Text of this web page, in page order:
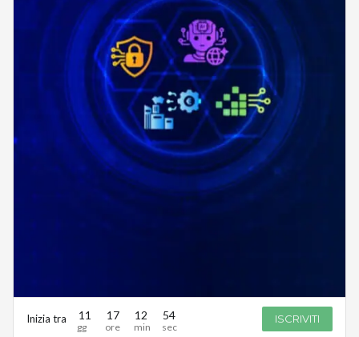
Inizia tra 11 17 12 54 ISCRIVITI